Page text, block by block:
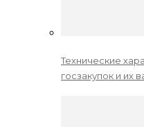
Технические
госзакупок и их